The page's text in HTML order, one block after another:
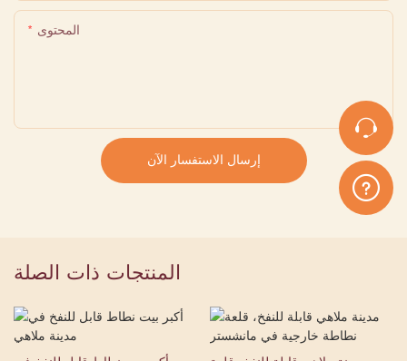
المحتوى
إرسال الاستفسار الآن
المنتجات ذات الصلة